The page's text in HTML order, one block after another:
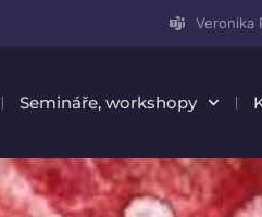
Veronika
Semináře, workshopy